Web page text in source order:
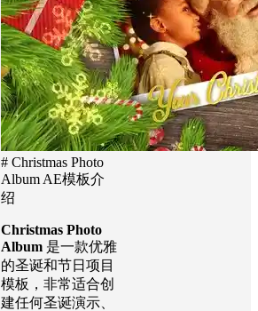
# Christmas Photo
Album AE模板介
绍
Christmas Photo
Album 是一款优雅
的圣诞和节日项目
模板，非常适合创
建任何圣诞演示、